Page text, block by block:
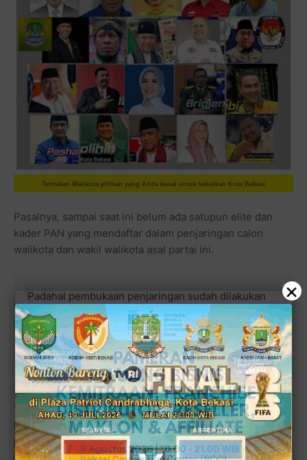
Tentukan Walikota pilihan yang Anda kenal untuk kebaikan Kota Bekasi
Pasalnya, sampai saat ini belum ada satupun elite dan
kader PAN yang mendaftar dalam penjaringan calon
walikota dan wakil walikota asal partai ini.
Padahal pembukaan penjaringan sudah dilakukan
sejak 5 April lalu. Jika segera mendaftar,
menunjukkan PAN memang serius menghadapi
Pemilukada.
“Siapa pun elite atau kader dari PAN yang mendaftar pasti
kami dukung karena BM merupakan organisasi sayap
partai,” tegas Ketua Dewan Pengurus Daerah (DPD) BM
×